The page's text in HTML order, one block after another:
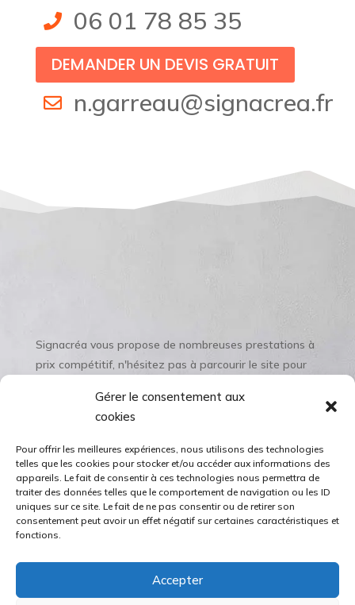
Gérer le consentement aux
cookies
Pour offrir les meilleures expériences, nous utilisons des technologies
telles que les cookies pour stocker et/ou accéder aux informations des
appareils. Le fait de consentir à ces technologies nous permettra de
traiter des données telles que le comportement de navigation ou les ID
uniques sur ce site. Le fait de ne pas consentir ou de retirer son
consentement peut avoir un effet négatif sur certaines caractéristiques et
fonctions.
Accepter
 06 01 78 85 35
DEMANDER UN DEVIS GRATUIT
 n.garreau@signacrea.fr
Signacréa vous propose de nombreuses prestations à
prix compétitif, n'hésitez pas à parcourir le site pour
ACCUEIL DU SITE